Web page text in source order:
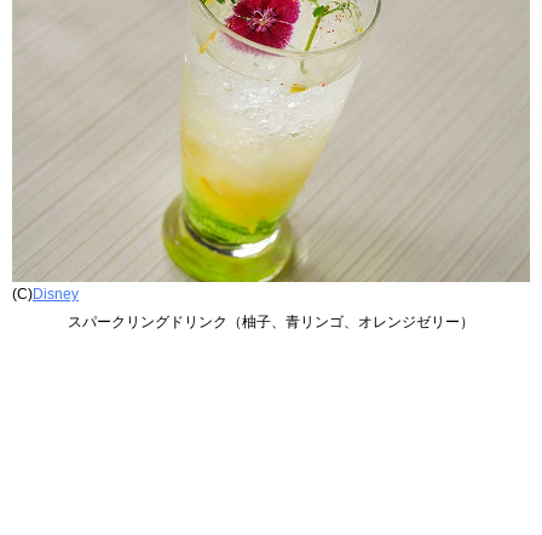
(C)Disney
スパークリングドリンク（柚子、青リンゴ、オレンジゼリー）